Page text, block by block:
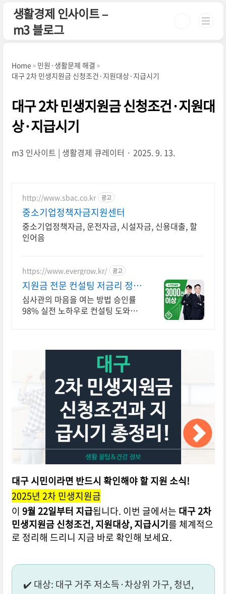
생활경제 인사이트 –
m3 블로그
Home
민원·생활문제 해결
대구 2차 민생지원금 신청조건·지원대상·지급시기
대구 2차 민생지원금 신청조건·지원대
상·지급시기
m3 인사이트 | 생활경제 큐레이터 2025. 9. 13.
http://www.sbac.co.kr 광고
중소기업정책자금지원센터
중소기업정책자금, 운전자금, 시설자금, 신용대출, 할
인어음
https://www.evergrow.kr/ 광고
지원금 전문 컨설팅 저금리 정책
자금 지금 신청
심사관의 마음을 여는 방법 승인률
98% 실전 노하우로 컨설팅 도와드
대구 시민이라면 반드시 확인해야 할 지원 소식!
2025년 2차 민생지원금
이 9월 22일부터 지급됩니다. 이번 글에서는 대구 2차
민생지원금 신청조건, 지원대상, 지급시기를 체계적으
로 정리해 드리니 지금 바로 확인해 보세요.
✔️ 대상: 대구 거주 저소득·차상위 가구, 청년,